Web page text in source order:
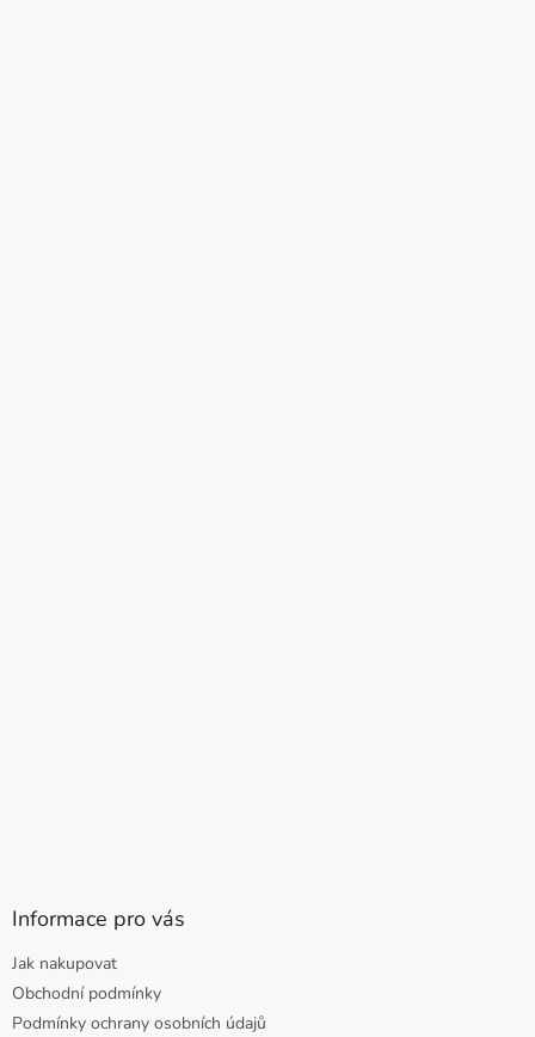
Informace pro vás
Jak nakupovat
Obchodní podmínky
Podmínky ochrany osobních údajů